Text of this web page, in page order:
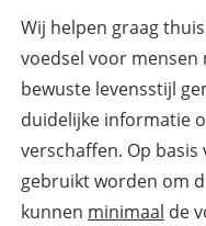
Wij helpen graag
voedsel voor mensen
bewuste levensstijl
duidelijke informatie
verschaffen. Op
gebruikt worden om
kunnen minimaal de